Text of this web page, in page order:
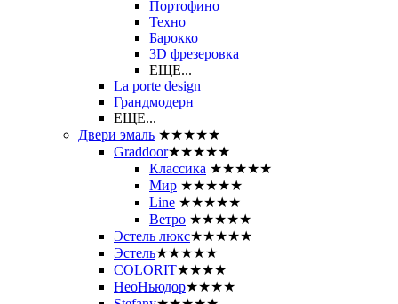
Портофино
Техно
Барокко
3D фрезеровка
ЕЩЕ...
La porte design
Грандмодерн
ЕЩЕ...
Двери эмаль ★★★★★
Graddoor★★★★★
Классика ★★★★★
Мир ★★★★★
Line ★★★★★
Ветро ★★★★★
Эстель люкс★★★★★
Эстель★★★★★
COLORIT★★★★
НеоНьюдор★★★★